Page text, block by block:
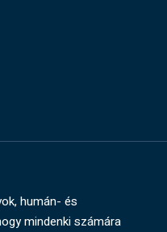
humán- és
mindenki számára